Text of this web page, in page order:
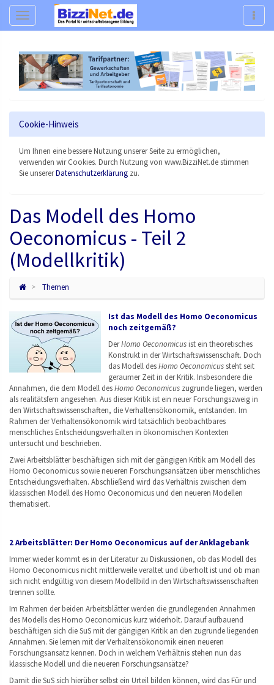
Navigation
Cookie-Hinweis
Um Ihnen eine bessere Nutzung unserer Seite zu ermöglichen,
verwenden wir Cookies. Durch Nutzung von www.BizziNet.de stimmen
Sie unsererDatenschutzerklärung zu.
Das Modell des Homo
Oeconomicus - Teil 2
(Modellkritik)
Themen
Ist das Modell des Homo Oeconomicus
noch zeitgemäß?
DerHomo Oeconomicusist ein theoretisches
Konstrukt in der Wirtschaftswissenschaft. Doch
das Modell desHomo Oeconomicussteht seit
geraumer Zeit in der Kritik. Insbesondere die
Annahmen, die dem Modell desHomo Oeconomicus zugrunde liegen, werden
als realitätsfern angesehen. Aus dieser Kritik ist ein neuer Forschungszweig in
den Wirtschaftswissenschaften, die Verhaltensökonomik, entstanden. Im
Rahmen der Verhaltensökonomik wird tatsächlich beobachtbares
menschliches Entscheidungsverhalten in ökonomischen Kontexten
untersucht und beschrieben.
Zwei Arbeitsblätter beschäftigen sich mit der gängigen Kritik am Modell des
Homo Oeconomicus sowie neueren Forschungsansätzen über menschliches
Entscheidungsverhalten. Abschließend wird das Verhältnis zwischen dem
klassischen Modell des Homo Oeconomicus und den neueren Modellen
thematisiert.
2 Arbeitsblätter: Der Homo Oeconomicus auf der Anklagebank
Immer wieder kommt es in der Literatur zu Diskussionen, ob das Modell des
Homo Oeconomicus nicht mittlerweile veraltet und überholt ist und ob man
sich nicht endgültig von diesem Modellbild in den Wirtschaftswissenschaften
trennen sollte.
Im Rahmen der beiden Arbeitsblätter werden die grundlegenden Annahmen
des Modells des Homo Oeconomicus kurz widerholt. Darauf aufbauend
beschäftigen sich die SuS mit der gängigen Kritik an den zugrunde liegenden
Annahmen. Sie lernen mit der Verhaltensökonomik einen neueren
Forschungsansatz kennen. Doch in welchem Verhältnis stehen nun das
klassische Modell und die neueren Forschungsansätze?
Damit die SuS sich hierüber selbst ein Urteil bilden können, wird das Für und